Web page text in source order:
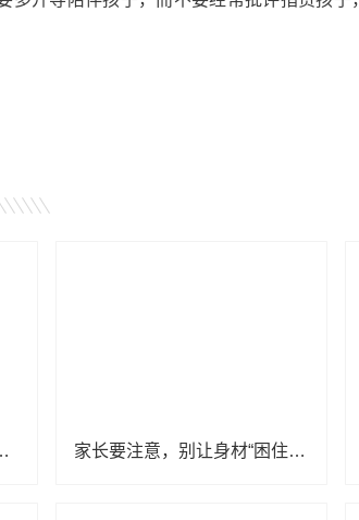
大心理底线 家长要注意，别让身材“困住”孩子